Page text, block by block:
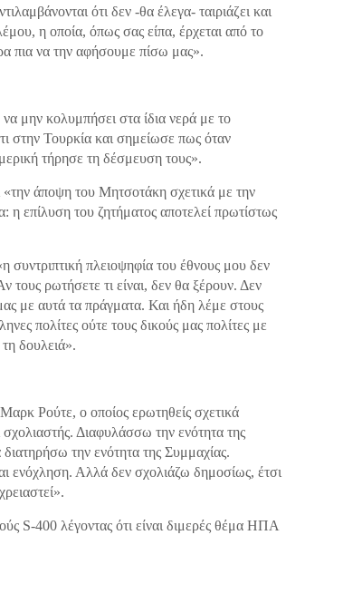
ότι δεν -θα έλεγα- ταιριάζει και
η οποία, όπως σας είπα, έρχεται από το
πια να την αφήσουμε πίσω μας».
μην κολυμπήσει στα ίδια νερά με το
στην Τουρκία και σημείωσε πως όταν
τήρησε τη δέσμευση τους».
«την άποψη του Μητσοτάκη σχετικά με την
επίλυση του ζητήματος αποτελεί πρωτίστως
συντριπτική πλειοψηφία του έθνους μου δεν
τους ρωτήσετε τι είναι, δεν θα ξέρουν. Δεν
με αυτά τα πράγματα. Και ήδη λέμε στους
πολίτες ούτε τους δικούς μας πολίτες με
δουλειά».
Ρούτε, ο οποίος ερωτηθείς σχετικά
Διαφυλάσσω την ενότητα της
την ενότητα της Συμμαχίας.
ενόχληση. Αλλά δεν σχολιάζω δημοσίως, έτσι
S-400 λέγοντας ότι είναι διμερές θέμα ΗΠΑ